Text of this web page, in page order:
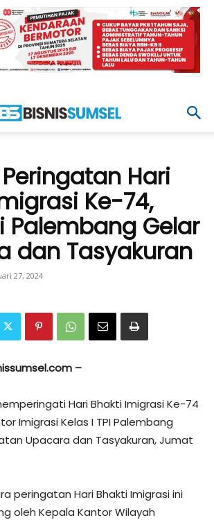
Hari
Ke-74,
Palembang Gelar
dan Tasyakuran
27, 2024
–
Hari Bhakti Imigrasi Ke-74
Imigrasi Kelas I TPI Palembang
Upacara dan Tasyakuran, Jumat
peringatan Hari Bhakti Imigrasi ini
oleh Kepala Kantor Wilayah